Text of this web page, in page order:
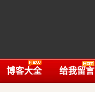
博客大全 给我留言